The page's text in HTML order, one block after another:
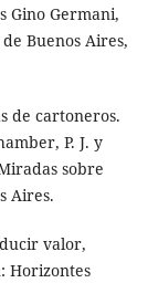
Gino Germani,
Buenos Aires,
de cartoneros.
P. J. y
sobre
Aires.
valor,
Horizontes